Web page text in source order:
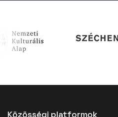
Közösségi platformok